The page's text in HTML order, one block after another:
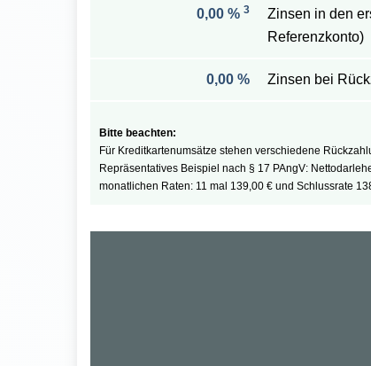
0,00 % 3
Zinsen in den
Referenzkonto)
0,00 % Zinsen bei
Für Kreditkartenumsätze stehen verschiedene
Repräsentatives Beispiel nach § 17 PAngV:
monatlichen Raten: 11 mal 139,00 € und Schlussrate